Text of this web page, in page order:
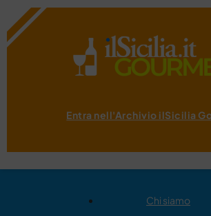
Entra nell'Archivio ilSicilia
Chi siamo